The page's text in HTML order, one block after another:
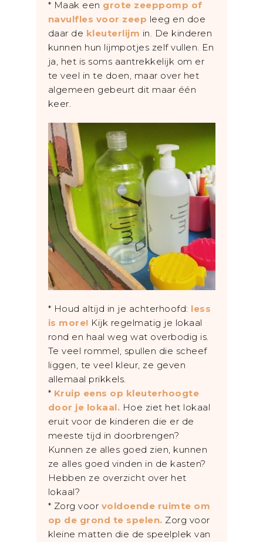
* Maak een grote zeeppomp of
navulfles voor zeep leeg en doe
daar de kleuterlijm in. De kinderen
kunnen hun lijmpotjes zelf vullen. En
ja, het is soms aantrekkelijk om er
te veel in te doen, maar over het
algemeen gebeurt dit maar één
keer.
* Houd altijd in je achterhoofd: less
is more! Kijk regelmatig je lokaal
rond en haal weg wat overbodig is.
Te veel rommel, spullen die scheef
liggen, te veel kleur, ze geven
allemaal prikkels.
* Kruip eens op kleuterhoogte
door je lokaal. Hoe ziet het lokaal
eruit voor de kinderen die er de
meeste tijd in doorbrengen?
Kunnen ze alles goed zien, kunnen
ze alles goed vinden in de kasten?
Hebben ze overzicht over het
lokaal?
* Zorg voor voldoende ruimte om
op de grond te spelen. Zorg voor
kleine matten die de speelplek van